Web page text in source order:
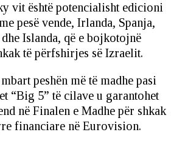
vit është potencialisht edicioni
pesë vende, Irlanda, Spanja,
Islanda, që e bojkotojnë
të përfshirjes së Izraelit.
peshën më të madhe pasi
“Big 5” të cilave u garantohet
në Finalen e Madhe për shkak
financiare në Eurovision.